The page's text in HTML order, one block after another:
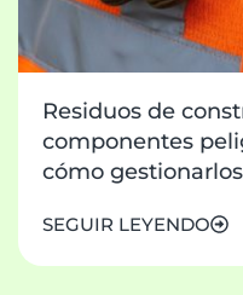
Residuos de
componentes
cómo gestionarlos
SEGUIR LEYENDO